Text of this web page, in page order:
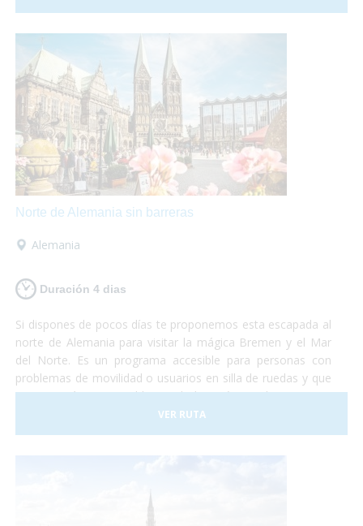
excursiones alGran Cañóndel Colorado,Los Ángeles, la
favorita de todo el estado de California.
accesible al más puro estilo americano!
Norte de Alemania sin barreras
Alemania
Duración 4 dias
Si dispones de pocos días te proponemos esta escapada al
norte de Alemania para visitar la mágica Bremen y el Mar
del Norte. Es un programa accesible para personas con
problemas de movilidad o usuarios en silla de ruedas y que
te permitirá conocer el hogar de los Músicos de Bremen y
los paisajes únicos de Bremerhaven y de la playa de
Norddeich.
VER RUTA